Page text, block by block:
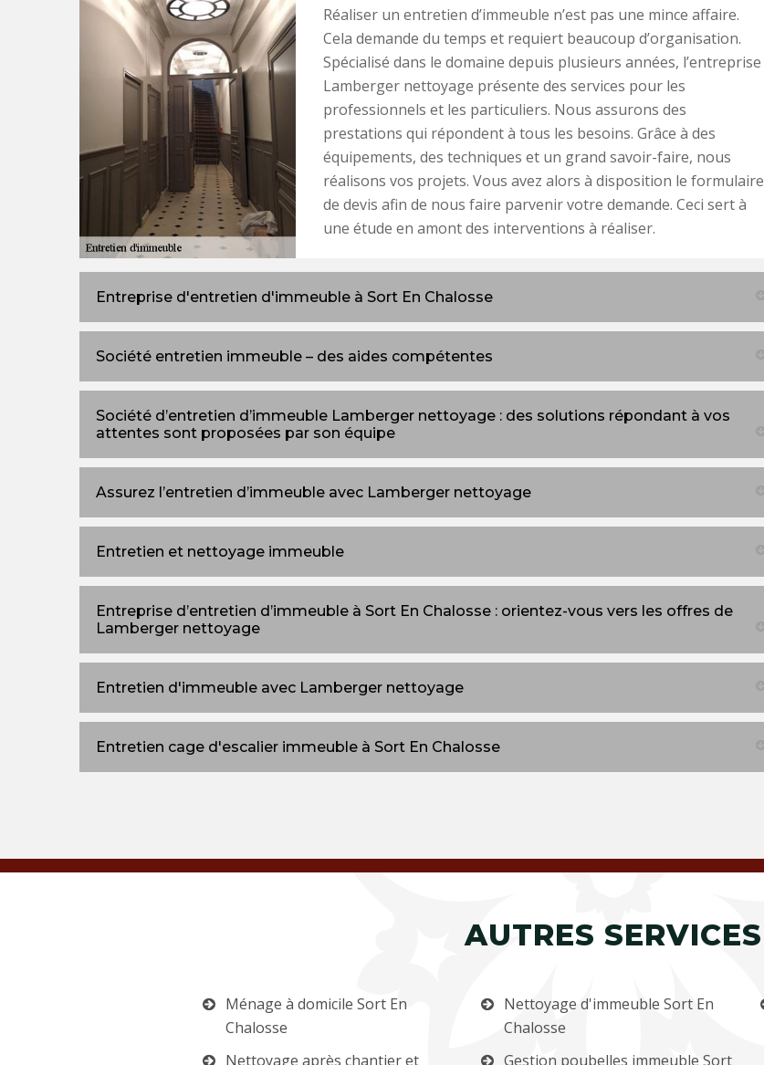
Réaliser un entretien d’immeuble n’est pas une mince affaire.
Cela demande du temps et requiert beaucoup d’organisation.
Spécialisé dans le domaine depuis plusieurs années, l’entreprise
Lamberger nettoyage présente des services pour les
professionnels et les particuliers. Nous assurons des
prestations qui répondent à tous les besoins. Grâce à des
équipements, des techniques et un grand savoir-faire, nous
réalisons vos projets. Vous avez alors à disposition le formulaire
de devis afin de nous faire parvenir votre demande. Ceci sert à
une étude en amont des interventions à réaliser.
Entreprise d'entretien d'immeuble à Sort En Chalosse
Société entretien immeuble – des aides compétentes
Société d’entretien d’immeuble Lamberger nettoyage : des solutions répondant à vos
attentes sont proposées par son équipe
Assurez l’entretien d’immeuble avec Lamberger nettoyage
Entretien et nettoyage immeuble
Entreprise d’entretien d’immeuble à Sort En Chalosse : orientez-vous vers les offres de
Lamberger nettoyage
Entretien d'immeuble avec Lamberger nettoyage
Entretien cage d'escalier immeuble à Sort En Chalosse
AUTRES SERVICES
Ménage à domicile Sort En
Chalosse
Nettoyage après chantier et
Nettoyage d'immeuble Sort En
Chalosse
Gestion poubelles immeuble Sort